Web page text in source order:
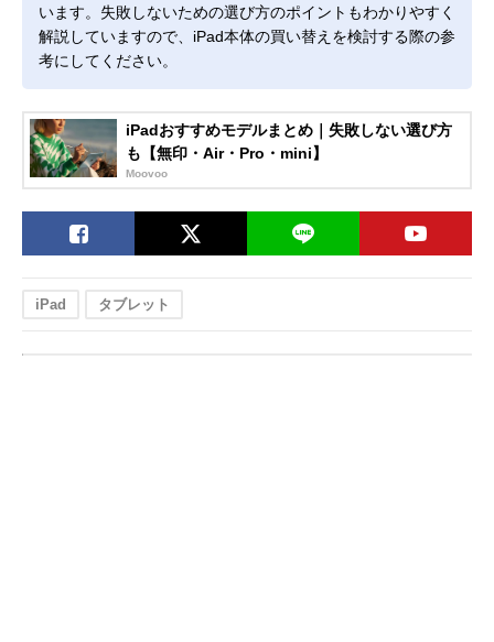
います。失敗しないための選び方のポイントもわかりやすく
解説していますので、iPad本体の買い替えを検討する際の参
考にしてください。
iPadおすすめモデルまとめ｜失敗しない選び方
も【無印・Air・Pro・mini】
Moovoo
iPad タブレット